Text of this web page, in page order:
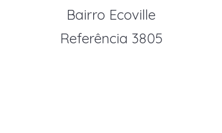
Bairro Ecoville
Referência 3805